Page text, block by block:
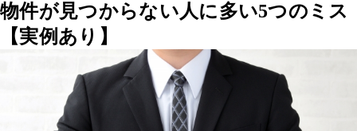
物件が見つからない人に多い5つのミス
【実例あり】